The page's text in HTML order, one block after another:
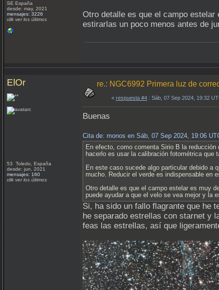
SE España
desde: may, 2021
mensajes: 3226
clik ver los últimos
Otro detalle es que el campo
estirarlas un poco menos antes de
ElOr
53 Toledo, España
desde: jun, 2021
mensajes: 160
clik ver los últimos
re.: NGC6992 Primera luz de
« respuesta #4 : Sáb, 07 Sep 2024, 19:32
Buenas
Cita de: monos en Sáb, 07 Sep 2024, 19:06
En efecto, como comenta Sirio B la
hacerlo es usar la calibración fotométrica que
En este caso sucede algo particular debido a
mucho. Reducir el verde es indispensable en
Otro detalle es que el campo estelar es muy
puede ayudar a que el velo se vea mejor y la
Si, ha sido un fallo flagrante que he
he separado estrellas con starnet y
feas las estrellas, así que